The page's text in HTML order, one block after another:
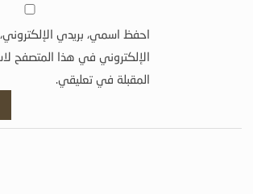
احفظ اسمي، بريدي
الإلكتروني في هذا المتصفح
المقبلة في تعليقي.